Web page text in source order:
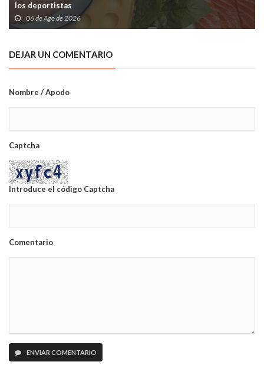
los deportistas
06 de Ago de 2026
DEJAR UN COMENTARIO
Nombre / Apodo
Captcha
Introduce el código Captcha
Comentario
ENVIAR COMENTARIO